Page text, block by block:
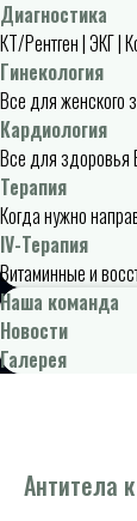
Диагностика
КТ/Рентген | ЭКГ |
Гинекология
Все для женского
Кардиология
Все для здоровья
Терапия
Когда нужно
IV-Терапия
Витаминные и
Наша команда
Новости
Галерея
Антитела